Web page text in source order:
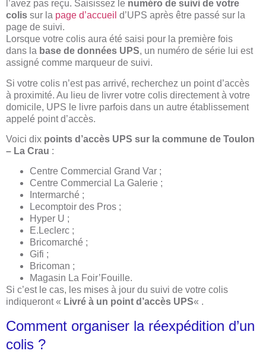
l’avez pas reçu. Saisissez le numéro de suivi de votre
colis sur la page d’accueil d’UPS après être passé sur la
page de suivi.
Lorsque votre colis aura été saisi pour la première fois
dans la base de données UPS, un numéro de série lui est
assigné comme marqueur de suivi.
Si votre colis n’est pas arrivé, recherchez un point d’accès
à proximité. Au lieu de livrer votre colis directement à votre
domicile, UPS le livre parfois dans un autre établissement
appelé point d’accès.
Voici dix points d’accès UPS sur la commune de Toulon
– La Crau :
Centre Commercial Grand Var ;
Centre Commercial La Galerie ;
Intermarché ;
Lecomptoir des Pros ;
Hyper U ;
E.Leclerc ;
Bricomarché ;
Gifi ;
Bricoman ;
Magasin La Foir’Fouille.
Si c’est le cas, les mises à jour du suivi de votre colis
indiqueront « Livré à un point d’accès UPS« .
Comment organiser la réexpédition d’un
colis ?